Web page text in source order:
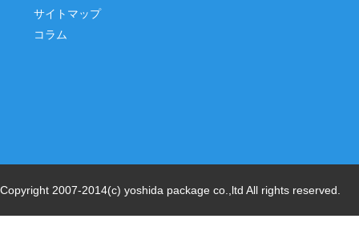
サイトマップ
コラム
Copyright 2007-2014(c) yoshida package co.,ltd All rights reserved.